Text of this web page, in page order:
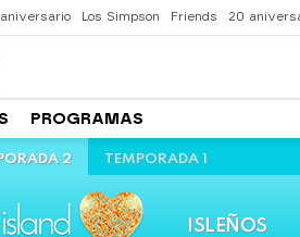
Los Simpson Friends 20
PROGRAMAS
2 TEMPORADA 1
ISLEÑOS